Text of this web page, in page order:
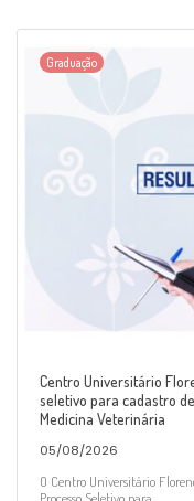
Graduação
Centro Universitário
seletivo para cadastro
Medicina Veterinária
05/08/2026
O Centro Universitário